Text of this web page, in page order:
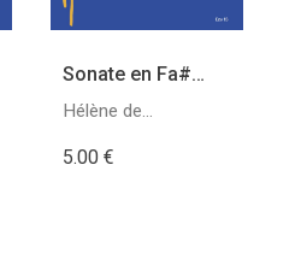
Sonate en Fa#
min, op. 5, nº 3
Hélène de
5.00 €